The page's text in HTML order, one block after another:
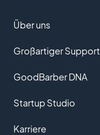
Über uns
Großartiger Support
GoodBarber DNA
Startup Studio
Karriere